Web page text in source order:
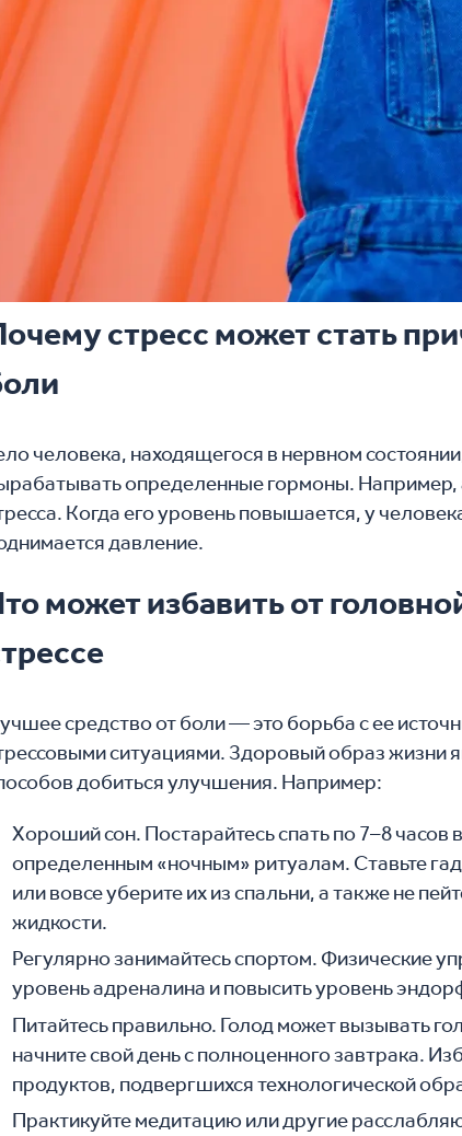
стресс может стать
человека, находящегося в нервном
определенные гормоны.
Когда его уровень повышается, у
давление.
может избавить от
средство от боли — это борьба с ее
ситуациями. Здоровый образ жизни
добиться улучшения. Например:
Хороший сон. Постарайтесь спать по 7–8 часов
определенным «ночным» ритуалам. Ставьте
или вовсе уберите их из спальни, а также не
жидкости.
Регулярно занимайтесь спортом. Физические
уровень адреналина и повысить уровень
Питайтесь правильно. Голод может вызывать
начните свой день с полноценного завтрака.
продуктов, подвергшихся технологической
Практикуйте медитацию или другие